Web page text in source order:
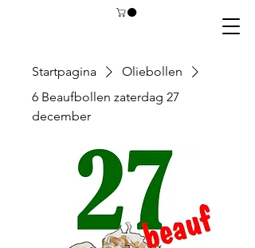
Startpagina
Oliebollen
6 Beaufbollen zaterdag 27
december